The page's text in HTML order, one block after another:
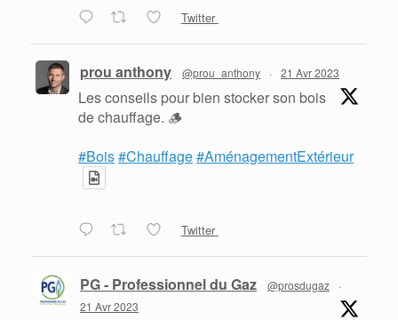
Twitter
prou anthony @prou_anthony · 21 Avr 2023
Les conseils pour bien stocker son bois
de chauffage. 🪵
#Bois#Chauffage#AménagementExtérieur
Twitter
PG - Professionnel du Gaz @prosdugaz
·
21 Avr 2023